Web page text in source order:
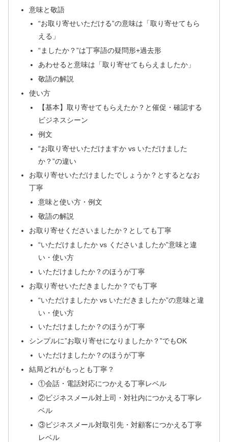
意味と敬語
“お取り寄せいただける”の意味は「取り寄せてもら
える」
“ましたか？”は丁寧語の疑問形+過去形
あわせると意味は「取り寄せてもらえましたか」
敬語の解説
使い方
【基本】取り寄せてもらえたか？と催促・確認する
ビジネスシーン
例文
“お取り寄せいただけますか vs いただけました
か？”の違い
お取り寄せいただけましたでしょうか？とするとなお
丁寧
意味と使い方・例文
敬語の解説
お取り寄せくださいましたか？としても丁寧
“いただけましたか vs くださいましたか”意味と違
い・使い方
いただけましたか？のほうが丁寧
お取り寄せいただきましたか？でも丁寧
“いただけましたか vs いただきましたか”の意味と違
い・使い方
いただけましたか？のほうが丁寧
シンプルに”お取り寄せになりましたか？”でもOK
いただけましたか？のほうが丁寧
結局どれがもっとも丁寧？
①会話・電話対応につかえる丁寧レベル
②ビジネスメール対上司・対社内につかえる丁寧レ
ベル
③ビジネスメール対取引先・対顧客につかえる丁寧
レベル